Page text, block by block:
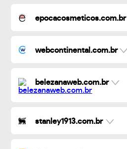
epocacosmeticos.com.br
webcontinental.com.br
belezanaweb.com.br
stanley1913.com.br